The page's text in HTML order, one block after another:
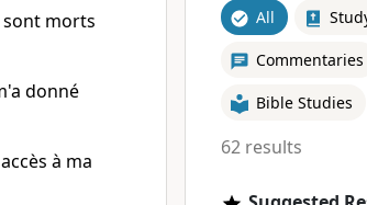
sont morts
donné
à ma
All
Commentaries
Bible Studies
62 results